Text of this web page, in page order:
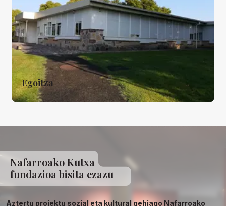
Egoitza
Nafarroako Kutxa
fundazioa bisita ezazu
Aztertu proiektu sozial eta kultural gehiago Nafarroako